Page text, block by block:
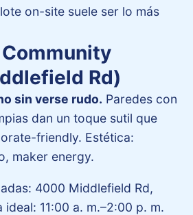
on-site suele ser lo más
Rd)
sin verse rudo. Paredes con
dan un toque sutil que
friendly. Estética:
maker energy.
4000 Middlefield Rd,
ideal: 11:00 a. m.–2:00 p. m.